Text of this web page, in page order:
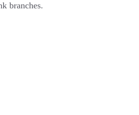
branches.